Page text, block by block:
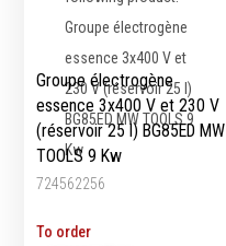
Groupe électrogène
essence 3x400 V et 230 V
(réservoir 25 l) BG85ED MW
TOOLS 9 Kw
724562256
To order